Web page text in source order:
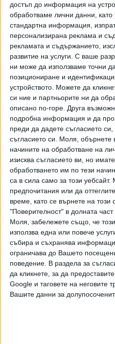
достъп до информация на
обработваме лични данни,
стандартна информация,
персонализирана реклама и
рекламата и съдържанието,
развитие на услуги. С ваше
ни може да използваме точни
позициониране и
устройството. Можете да
си ние и партньорите ни да
описано по-горе. Друга
подробна информация и да
преди да дадете съгласието
съгласието си.
Моля, обърнете
начините на обработване на
изисква съгласието ви, но
обработването им по тези
са в сила само за този
предпочитания или да
време, като се върнете на този
"Поверителност" в долната част
Моля, забележете също, че
използва една или повече
събира и съхранява
ограничава до Вашето
поведение. В раздела за
да кликнете, за да
Google и таговете на неговите
Вашите данни за
комисията Антон Славчев, за
твърди, че е свързан с
Пеевски. Междувременно
на движение по въпроса
по линия на Плана за
(ПВУ), по който имаме
корупцията.
Сега управляващите от
разбързаха –точно заради
очаква нови плащания. Вчера
промени в антикорупционния
разгледани и приети в
Важните промени в него са
се изискването изборът на
квалифицирано мнозинство;
че номинационната комисия
кандидатите за
препоръчителни оценки –
да взима решения с
й членове при наличие на
Отпадането на
управляващите обосноваха с
съд премахна разпоредбата
която парламентът избира